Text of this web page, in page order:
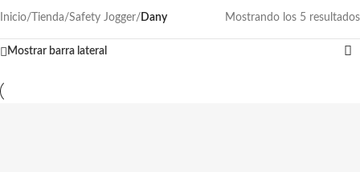
Inicio/ Tienda/Safety Jogger/ Dany Mostrando los 5 resultados
Mostrar barra lateral